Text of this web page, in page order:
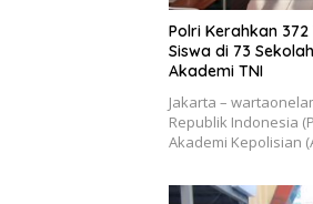
Polri Kerahkan
Siswa di 73
Akademi TNI
Jakarta –
Republik Indonesia
Akademi Kepolisian